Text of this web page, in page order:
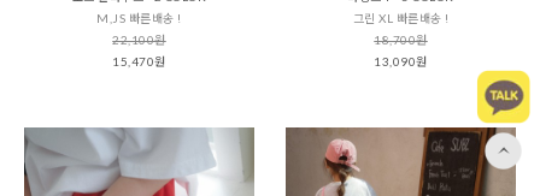
M,JS 빠른배송 !
22,100원
15,470원
그린 XL 빠른배송 !
18,700원
13,090원